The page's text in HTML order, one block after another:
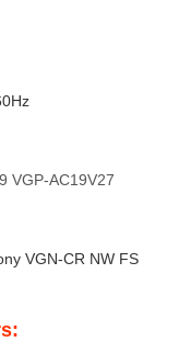
VGP-AC19V27
VGN-CR NW FS